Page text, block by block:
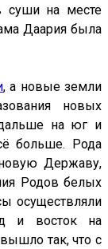
суши на месте
Даария была
, а новые земли
новых
на юг и
больше. Рода
Державу,
Родов белых
осуществляли
и восток на
так, что с